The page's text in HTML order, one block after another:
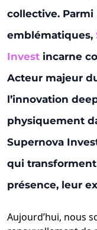
collective. Parmi
emblématiques,
Invest incarne
Acteur majeur
l’innovation
physiquement
Supernova
qui
présence, leur
Aujourd’hui, nous